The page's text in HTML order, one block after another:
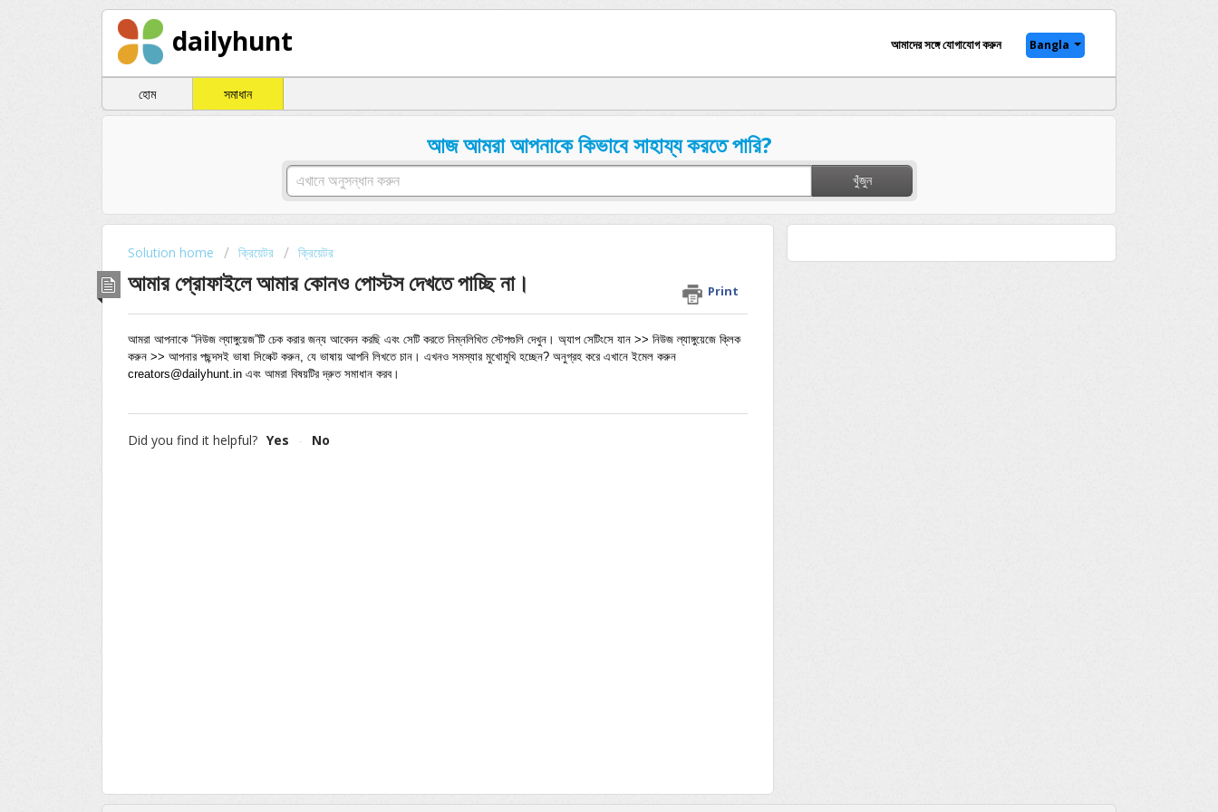
dailyhunt আমাদের সঙ্গে যোগাযোগ করুন Bangla
হোম সমাধান
আজ আমরা আপনাকে কিভাবে সাহায্য করতে পারি?
খুঁজুন
Solution home ক্রিয়েটর ক্রিয়েটর
আমার প্রোফাইলে আমার কোনও পোস্টস দেখতে পাচ্ছি না। Print
আমরা আপনাকে “নিউজ ল্যাঙ্গুয়েজ”টি চেক করার জন্য আবেদন করছি এবং সেটি করতে নিম্নলিখিত স্টেপগুলি দেখুন। অ্যাপ সেটিংসে যান >> নিউজ ল্যাঙ্গুয়েজে ক্লিক
করুন >> আপনার পছন্দসই ভাষা সিলেক্ট করুন, যে ভাষায় আপনি লিখতে চান। এখনও সমস্যার মুখোমুখি হচ্ছেন? অনুগ্রহ করে এখানে ইমেল করুন
creators@dailyhunt.in এবং আমরা বিষয়টির দ্রুত সমাধান করব।
Did you find it helpful? Yes No